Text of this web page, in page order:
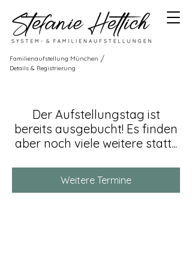
Familienaufstellung München /
Details & Registrierung
Der Aufstellungstag ist
bereits ausgebucht! Es finden
aber noch viele weitere statt...
Weitere Termine